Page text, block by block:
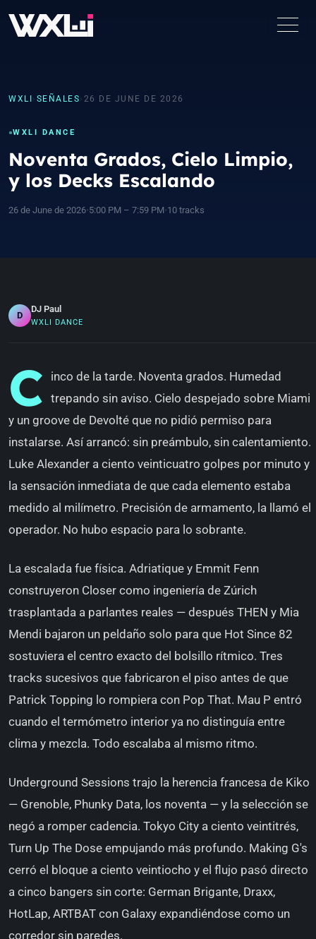
WXLI › SEÑALES › 26 DE JUNE DE 2026
WXLI DANCE
Noventa Grados, Cielo Limpio,
y los Decks Escalando
26 de June de 2026•5:00 PM – 7:59 PM•10 tracks
D
DJ Paul
WXLI DANCE
C
inco de la tarde. Noventa grados. Humedad
trepando sin aviso. Cielo despejado sobre Miami
y un groove de Devolté que no pidió permiso para
instalarse. Así arrancó: sin preámbulo, sin calentamiento.
Luke Alexander a ciento veinticuatro golpes por minuto y
la sensación inmediata de que cada elemento estaba
medido al milímetro. Precisión de armamento, la llamó el
operador. No hubo espacio para lo sobrante.
La escalada fue física. Adriatique y Emmit Fenn
construyeron Closer como ingeniería de Zúrich
trasplantada a parlantes reales — después THEN y Mia
Mendi bajaron un peldaño solo para que Hot Since 82
sostuviera el centro exacto del bolsillo rítmico. Tres
tracks sucesivos que fabricaron el piso antes de que
Patrick Topping lo rompiera con Pop That. Mau P entró
cuando el termómetro interior ya no distinguía entre
clima y mezcla. Todo escalaba al mismo ritmo.
Underground Sessions trajo la herencia francesa de Kiko
— Grenoble, Phunky Data, los noventa — y la selección se
negó a romper cadencia. Tokyo City a ciento veintitrés,
Turn Up The Dose empujando más profundo. Making G's
cerró el bloque a ciento veintiocho y el flujo pasó directo
a cinco bangers sin corte: German Brigante, Draxx,
HotLap, ARTBAT con Galaxy expandiéndose como un
corredor sin paredes.